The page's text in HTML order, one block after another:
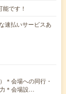
です！
速払いサービスあ
＊会場への同行・
＊会場設…